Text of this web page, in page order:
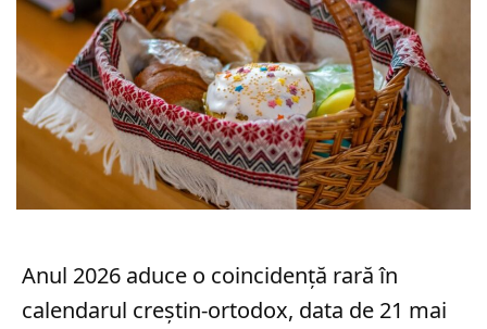
Anul 2026 aduce o coincidență rară în
calendarul creștin-ortodox, data de 21 mai